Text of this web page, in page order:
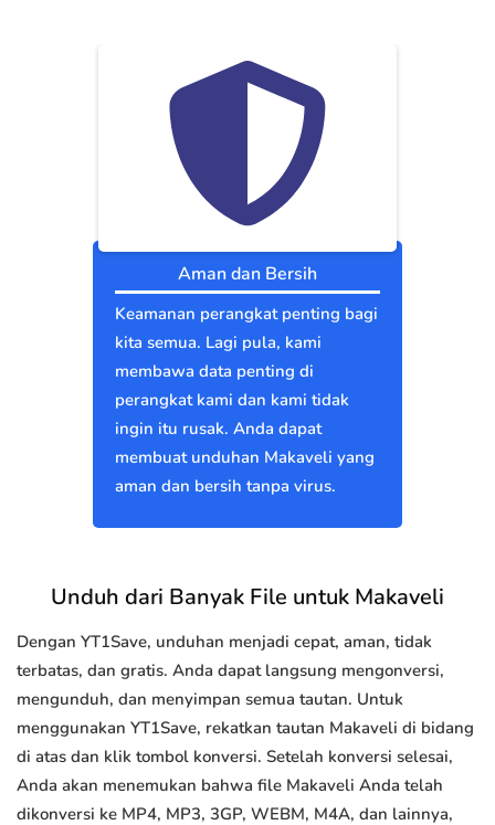
Aman dan Bersih
Keamanan perangkat penting bagi
kita semua. Lagi pula, kami
membawa data penting di
perangkat kami dan kami tidak
ingin itu rusak. Anda dapat
membuat unduhan Makaveli yang
aman dan bersih tanpa virus.
Unduh dari Banyak File untuk Makaveli
Dengan YT1Save, unduhan menjadi cepat, aman, tidak
terbatas, dan gratis. Anda dapat langsung mengonversi,
mengunduh, dan menyimpan semua tautan. Untuk
menggunakan YT1Save, rekatkan tautan Makaveli di bidang
di atas dan klik tombol konversi. Setelah konversi selesai,
Anda akan menemukan bahwa file Makaveli Anda telah
dikonversi ke MP4, MP3, 3GP, WEBM, M4A, dan lainnya,